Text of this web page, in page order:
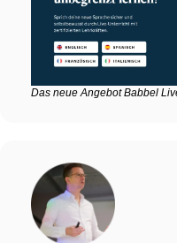
Das neue Angebot Babbel